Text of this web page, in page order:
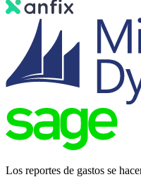
Los reportes de gastos se